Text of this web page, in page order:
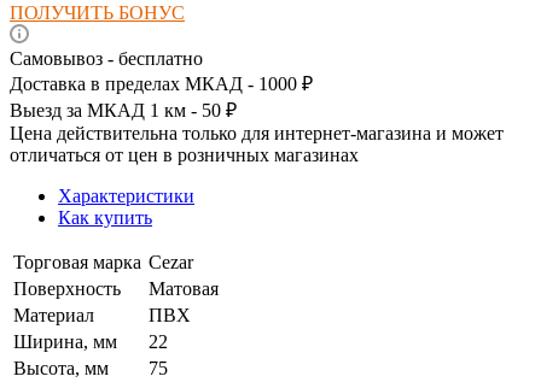
ПОЛУЧИТЬ БОНУС
Самовывоз - бесплатно
Доставка в пределах МКАД - 1000 ₽
Выезд за МКАД 1 км - 50 ₽
Цена действительна только для интернет-магазина и может
отличаться от цен в розничных магазинах
Характеристики
Как купить
Торговая марка Cezar
Поверхность
Матовая
Материал
ПВХ
Ширина, мм
22
Высота, мм
75